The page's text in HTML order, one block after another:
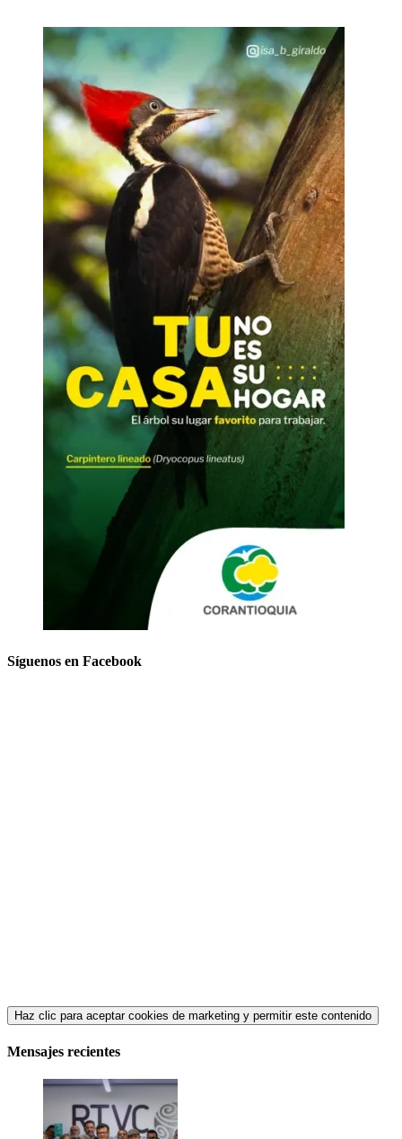
Síguenos en Facebook
Haz clic para aceptar cookies de marketing y permitir este contenido
Mensajes recientes